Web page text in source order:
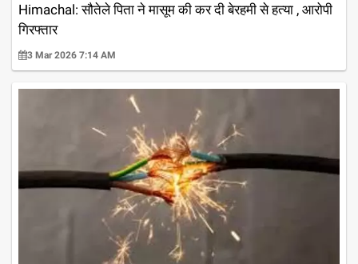
Himachal: सौतेले पिता ने मासूम की कर दी बेरहमी से हत्या , आरोपी
गिरफ्तार
3 Mar 2026 7:14 AM